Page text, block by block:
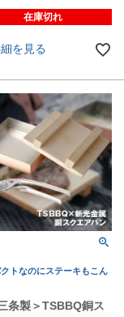
在庫切れ
を見る
トなのにステーキもこん
条製＞TSBBQ銅ス